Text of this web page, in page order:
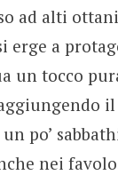
ad alti
erge a
un tocco
un po’
nei